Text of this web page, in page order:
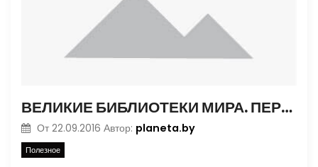
ВЕЛИКИЕ БИБЛИОТЕКИ МИРА. ПЕРГАМ
От 22.09.2016 Автор: planeta.by
Полезное